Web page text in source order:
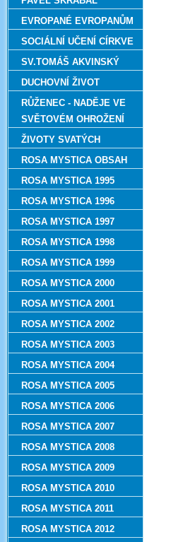
EVROPANÉ EVROPANŮM
SOCIÁLNÍ UČENÍ CÍRKVE
SV.TOMÁŠ AKVINSKÝ
DUCHOVNÍ ŽIVOT
RŮŽENEC - NADĚJE VE
SVĚTOVÉM OHROŽENÍ
ŽIVOTY SVATÝCH
ROSA MYSTICA OBSAH
ROSA MYSTICA 1995
ROSA MYSTICA 1996
ROSA MYSTICA 1997
ROSA MYSTICA 1998
ROSA MYSTICA 1999
ROSA MYSTICA 2000
ROSA MYSTICA 2001
ROSA MYSTICA 2002
ROSA MYSTICA 2003
ROSA MYSTICA 2004
ROSA MYSTICA 2005
ROSA MYSTICA 2006
ROSA MYSTICA 2007
ROSA MYSTICA 2008
ROSA MYSTICA 2009
ROSA MYSTICA 2010
ROSA MYSTICA 2011
ROSA MYSTICA 2012